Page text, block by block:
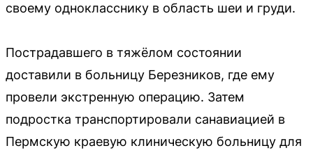
своему однокласснику в область шеи и груди.
Пострадавшего в тяжёлом состоянии
доставили в больницу Березников, где ему
провели экстренную операцию. Затем
подростка транспортировали санавиацией в
Пермскую краевую клиническую больницу для